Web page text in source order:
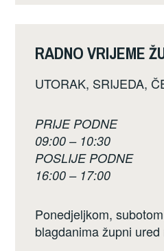
RADNO VRIJEME
UTORAK, SRIJEDA,
PRIJE PODNE
09:00 – 10:30
POSLIJE PODNE
16:00 – 17:00
Ponedjeljkom,
blagdanima župni ured